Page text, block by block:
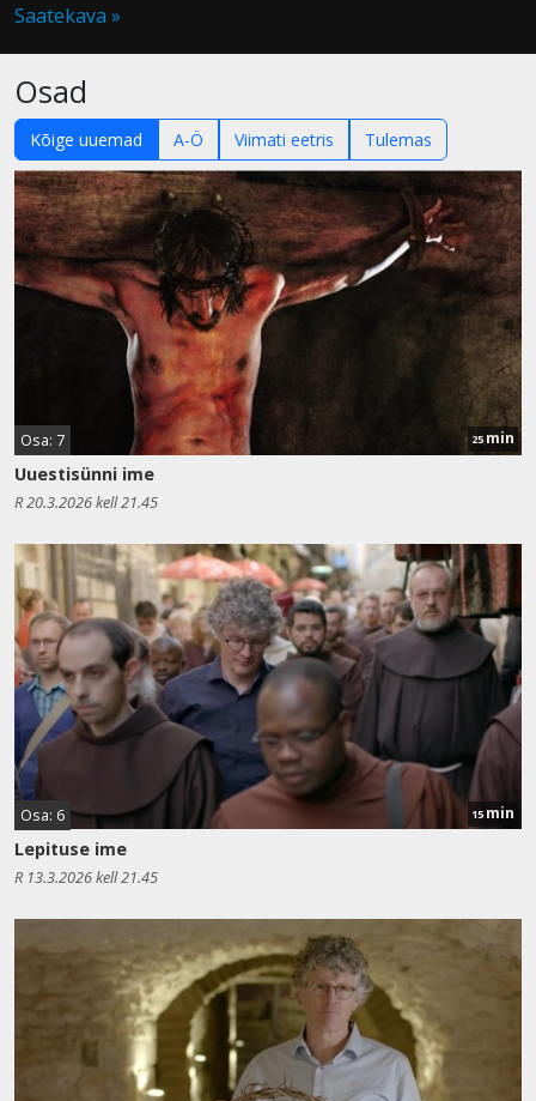
Saatekava »
Osad
Kõige uuemad A-Ö Viimati eetris Tulemas
Osa: 7 25 min
Uuestisünni ime
R 20.3.2026 kell 21.45
Osa: 6 15 min
Lepituse ime
R 13.3.2026 kell 21.45